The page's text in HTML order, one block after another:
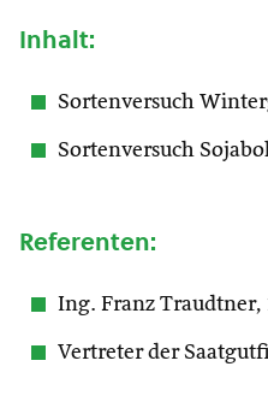
Inhalt:
Sortenversuch
Sortenversuch
Referenten:
Ing. Franz Traudtner,
Vertreter der